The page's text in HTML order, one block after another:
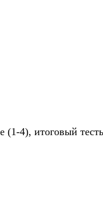
4), итоговый